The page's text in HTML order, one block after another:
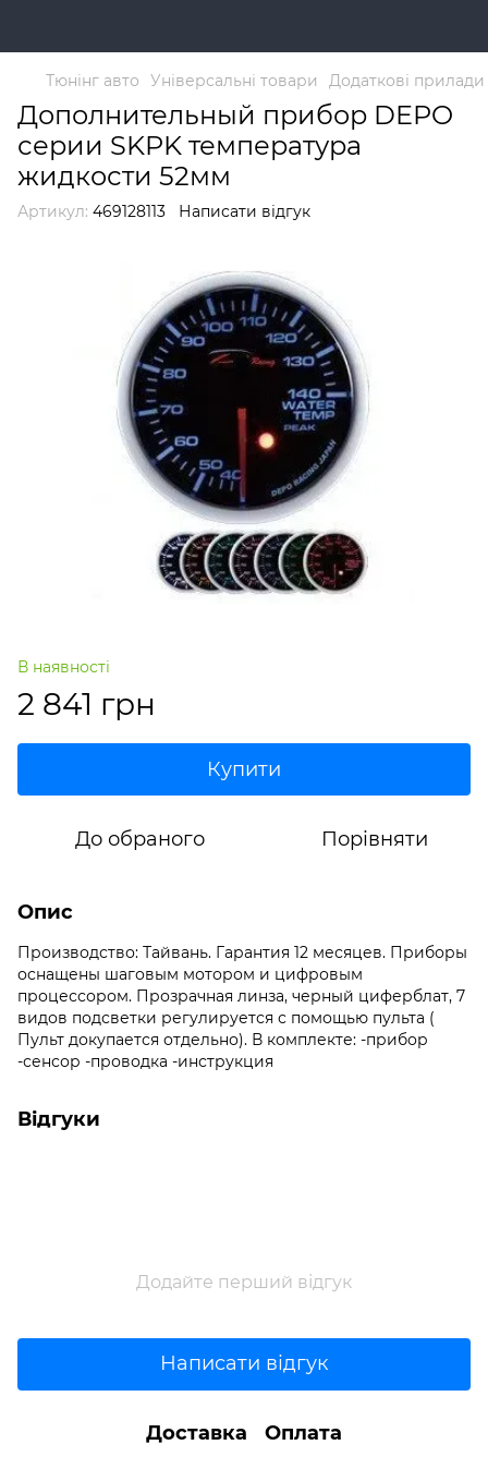
Тюнінг авто Універсальні товари Додаткові прилади
Дополнительный прибор DEPO
серии SKPK температура
жидкости 52мм
Артикул: 469128113 Написати відгук
В наявності
2 841 грн
Купити
До обраного Порівняти
Опис
Производство: Тайвань. Гарантия 12 месяцев. Приборы
оснащены шаговым мотором и цифровым
процессором. Прозрачная линза, черный циферблат, 7
видов подсветки регулируется с помощью пульта (
Пульт докупается отдельно). В комплекте: -прибор
-сенсор -проводка -инструкция
Відгуки
Додайте перший відгук
Написати відгук
Доставка Оплата